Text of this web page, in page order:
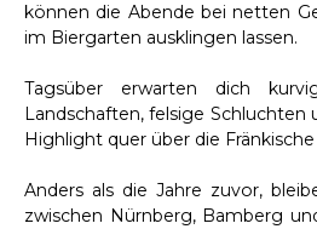
können die Abende bei netten
im Biergarten ausklingen lassen.
Tagsüber erwarten dich
Landschaften, felsige Schluchten
Highlight quer über die
Anders als die Jahre zuvor,
zwischen Nürnberg, Bamberg